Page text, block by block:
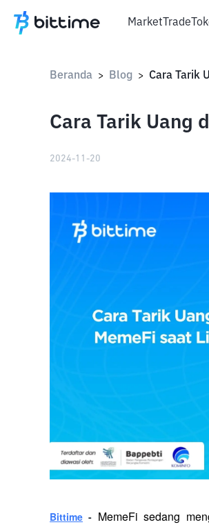
MarketTrade
Beranda > Blog > Cara Tarik
Cara Tarik Uang
2024-11-20
Bittime - MemeFi sedang